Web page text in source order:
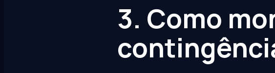
3. Como